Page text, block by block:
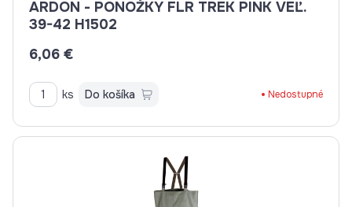
ARDON - PONOŽKY FLR TREK PINK VEĽ.
39-42 H1502
6,06 €
ks Do košíka Nedostupné